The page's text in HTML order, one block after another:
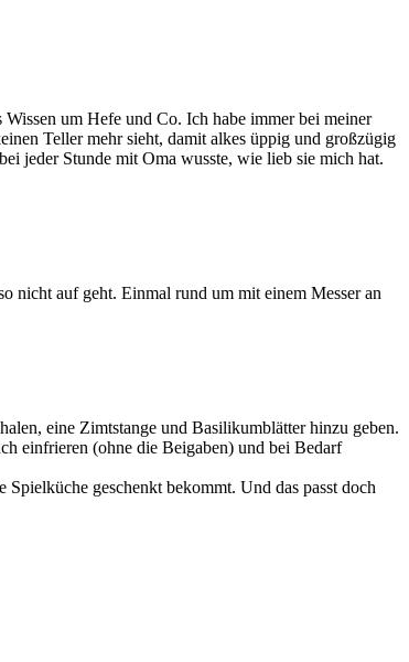
um Hefe und Co. Ich habe immer bei meiner
Teller mehr sieht, damit alkes üppig und großzügig
jeder Stunde mit Oma wusste, wie lieb sie mich hat.
nicht auf geht. Einmal rund um mit einem Messer an
eine Zimtstange und Basilikumblätter hinzu geben.
einfrieren (ohne die Beigaben) und bei Bedarf
geschenkt bekommt. Und das passt doch